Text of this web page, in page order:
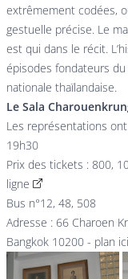
extrêmement codées,
gestuelle précise. Le
est qui dans le récit.
épisodes fondateurs du
nationale thaïlandaise.
Le Sala
Les représentations
19h30
Prix des tickets : 800,
ligne
Bus n°12, 48, 508
Adresse : 66 Charoen
Bangkok 10200 - plan ici